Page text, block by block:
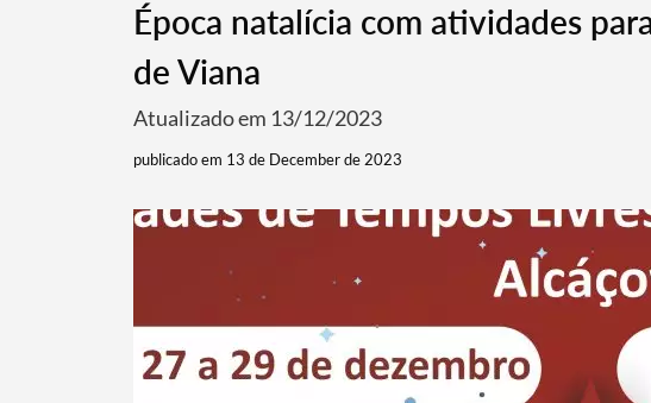
Época natalícia com atividades
de Viana
Atualizado em 13/12/2023
publicado em 13 de December de 2023